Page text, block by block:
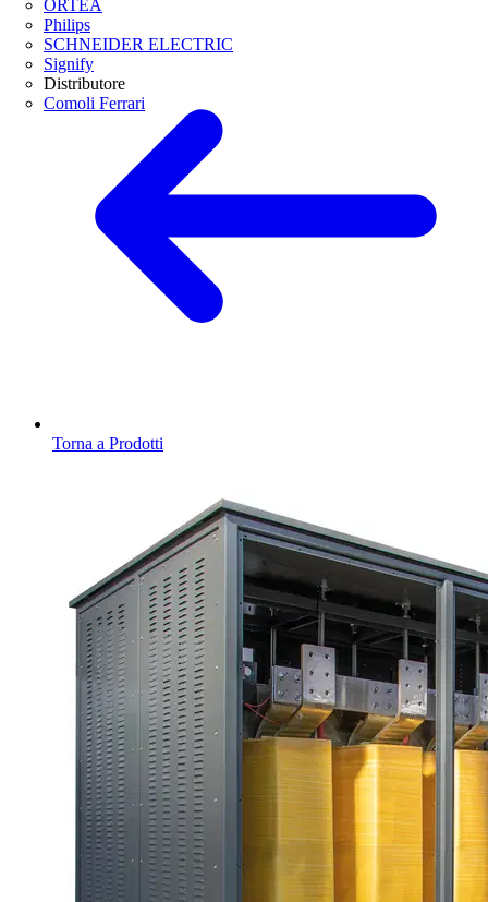
ORTEA
Philips
SCHNEIDER ELECTRIC
Signify
Distributore
Comoli Ferrari
Torna a Prodotti